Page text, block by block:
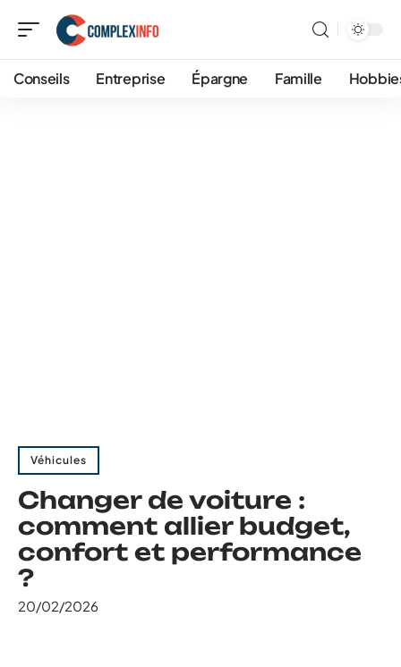
Conseils Entreprise Épargne Famille
Véhicules
Changer de voiture :
comment allier budget,
confort et performance
?
20/02/2026